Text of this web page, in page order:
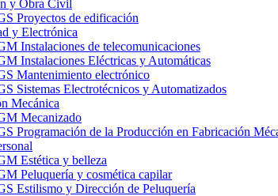
y Obra Civil
Proyectos de edificación
y Electrónica
Instalaciones de telecomunicaciones
Instalaciones Eléctricas y Automáticas
Mantenimiento electrónico
Sistemas Electrotécnicos y Automatizados
Mecánica
Mecanizado
Programación de la Producción en Fabricación
Estética y belleza
Peluquería y cosmética capilar
Estilismo y Dirección de Peluquería